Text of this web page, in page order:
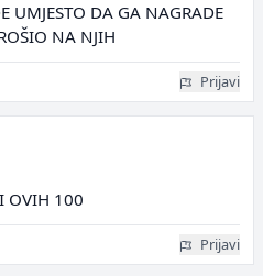
UMJESTO DA GA NAGRADE
NA NJIH
Prijavi
OVIH 100
Prijavi